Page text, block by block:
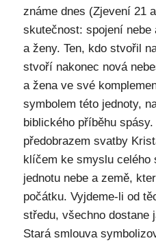
známe dnes (Zjevení 21
skutečnost: spojení nebe
a ženy. Ten, kdo stvořil
stvoří nakonec nová
a žena ve své
symbolem této jednoty,
biblického příběhu
předobrazem svatby
klíčem ke smyslu celého
jednotu nebe a země,
počátku. Vyjdeme-li od
středu, všechno dostane
Stará smlouva